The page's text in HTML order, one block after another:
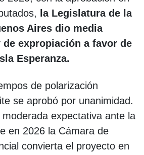
la Legislatura de la
Aires dio media
de expropiación a favor de
Esperanza.
de polarización
se aprobó por unanimidad.
expectativa ante la
en 2026 la Cámara de
convierta el proyecto en